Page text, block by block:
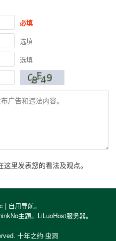
必填
选填
选填
里发表您的看法及观点。
| 自用导航。
主题。 LiLuoHost服务器。
十年之约·虫洞